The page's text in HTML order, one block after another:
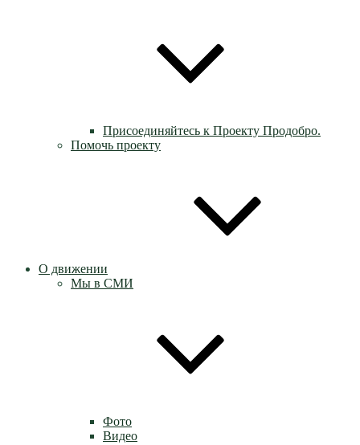
Присоединяйтесь к Проекту Продобро.
Помочь проекту
О движении
Мы в СМИ
Фото
Видео